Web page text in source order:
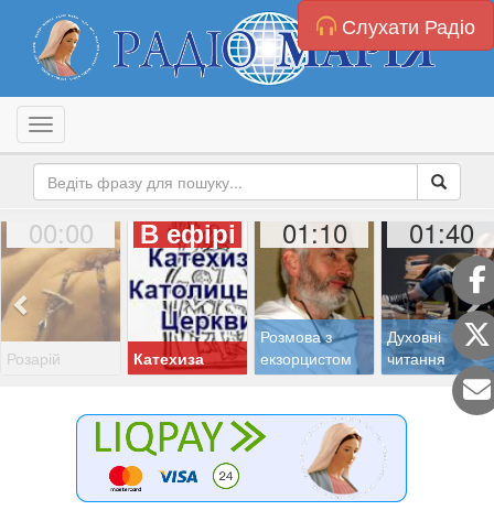
Слухати Радіо
Toggle navigation
00:00
Розарій
В ефірі
Катехиза
01:10
Розмова з
екзорцистом
01:40
Духовні
читання